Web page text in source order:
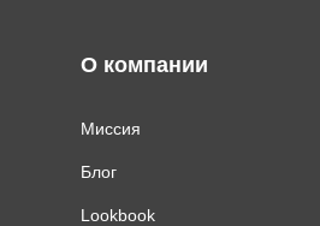
О компании
Миссия
Блог
Lookbook